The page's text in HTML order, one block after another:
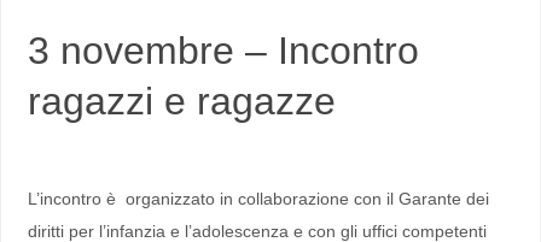
3 novembre – Incontro
ragazzi e ragazze
L’incontro è organizzato in collaborazione con il Garante dei
diritti per l’infanzia e l’adolescenza e con gli uffici competenti